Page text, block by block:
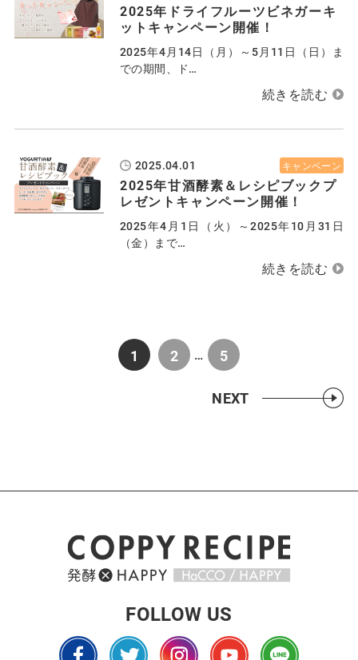
2025年ドライフルーツビネガーキ
ットキャンペーン開催！
2025年4月14日（月）～5月11日（日）ま
での期間、ド…
2025.04.01 キャンペーン
2025年甘酒酵素＆レシピブックプ
レゼントキャンペーン開催！
2025年4月1日（火）～2025年10月31日
（金）まで…
1 2 … 5
NEXT
FOLLOW US